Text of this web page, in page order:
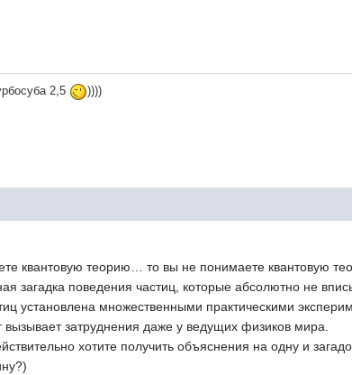
2,5 ))))
квантовую теорию… то вы не понимаете квантовую
загадка поведения частиц, которые абсолютно не
установлена множественными практическими
вызывает затруднения даже у ведущих физиков мира.
хотите получить объяснения на одну и